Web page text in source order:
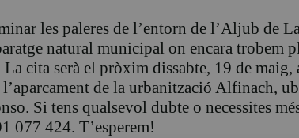
les paleres de l’entorn de l’Aljub de
natural municipal on encara trobem
La cita serà el pròxim dissabte, 19 de maig,
de la urbanització Alfinach,
Si tens qualsevol dubte o necessites
077 424. T’esperem!